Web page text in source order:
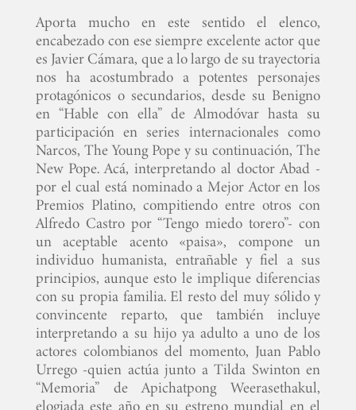
Aporta mucho en este sentido el elenco,
encabezado con ese siempre excelente actor que
es Javier Cámara, que a lo largo de su trayectoria
nos ha acostumbrado a potentes personajes
protagónicos o secundarios, desde su Benigno
en “Hable con ella” de Almodóvar hasta su
participación en series internacionales como
Narcos, The Young Pope y su continuación, The
New Pope. Acá, interpretando al doctor Abad -
por el cual está nominado a Mejor Actor en los
Premios Platino, compitiendo entre otros con
Alfredo Castro por “Tengo miedo torero”- con
un aceptable acento «paisa», compone un
individuo humanista, entrañable y fiel a sus
principios, aunque esto le implique diferencias
con su propia familia. El resto del muy sólido y
convincente reparto, que también incluye
interpretando a su hijo ya adulto a uno de los
actores colombianos del momento, Juan Pablo
Urrego -quien actúa junto a Tilda Swinton en
“Memoria” de Apichatpong Weerasethakul,
elogiada este año en su estreno mundial en el